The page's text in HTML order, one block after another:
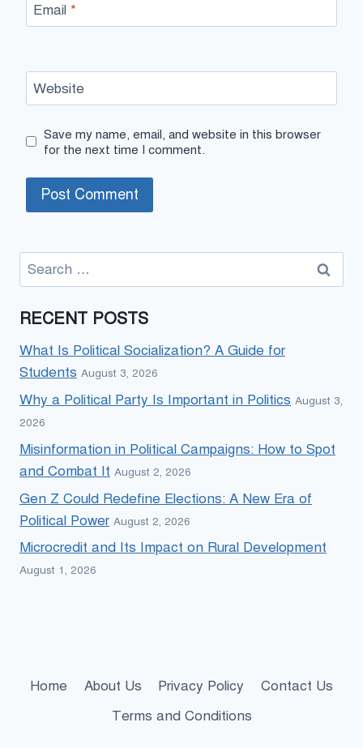
Email *
Website
Save my name, email, and website in this browser
for the next time I comment.
Search
for:
RECENT POSTS
What Is Political Socialization? A Guide for
Students August 3, 2026
Why a Political Party Is Important in Politics August 3,
2026
Misinformation in Political Campaigns: How to Spot
and Combat It August 2, 2026
Gen Z Could Redefine Elections: A New Era of
Political Power August 2, 2026
Microcredit and Its Impact on Rural Development
August 1, 2026
Home About Us Privacy Policy
Contact Us
Terms and Conditions